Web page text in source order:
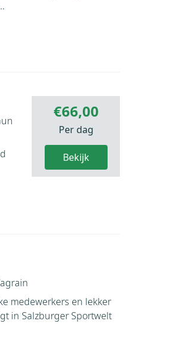
€66,00
Per dag
Bekijk
medewerkers en lekker
in Salzburger Sportwelt